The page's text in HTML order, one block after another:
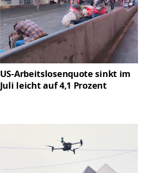
US-Arbeitslosenquote sinkt im
Juli leicht auf 4,1 Prozent